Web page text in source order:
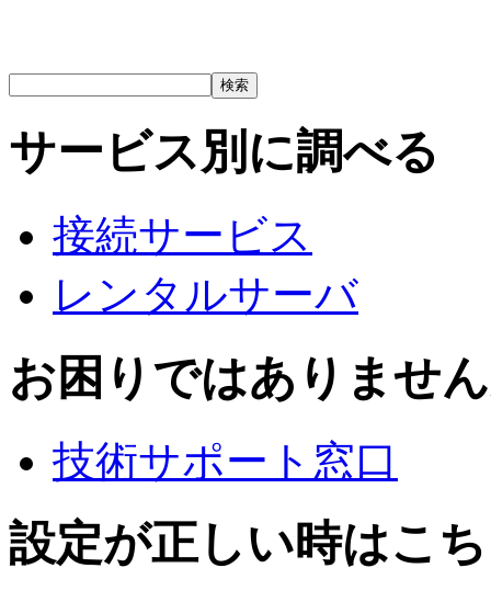
サービス別に調べる
接続サービス
レンタルサーバ
お困りではありませ
技術サポート窓口
設定が正しい時はこ